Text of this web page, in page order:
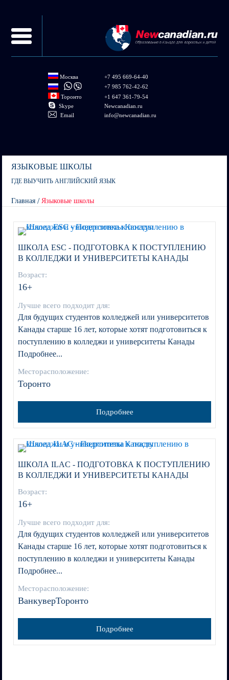
содержанию
Москва
+7 495 669-64-40
+7 985 762-42-62
Торонто
+1 647 361-79-54
Skype
Newcanadian.ru
Email
info@newcanadian.ru
ЯЗЫКОВЫЕ ШКОЛЫ
ГДЕ ВЫУЧИТЬ АНГЛИЙСКИЙ ЯЗЫК
You are here
Главная / Языковые школы
ШКОЛА ESC - ПОДГОТОВКА К ПОСТУПЛЕНИЮ
В КОЛЛЕДЖИ И УНИВЕРСИТЕТЫ КАНАДЫ
Возраст:
16+
Лучше всего подходит для:
Для будущих студентов колледжей или университетов
Канады старше 16 лет, которые хотят подготовиться к
поступлению в колледжи и университеты Канады
Подробнее...
Месторасположение:
Торонто
Подробнее
ШКОЛА ILAC - ПОДГОТОВКА К ПОСТУПЛЕНИЮ
В КОЛЛЕДЖИ И УНИВЕРСИТЕТЫ КАНАДЫ
Возраст:
16+
Лучше всего подходит для:
Для будущих студентов колледжей или университетов
Канады старше 16 лет, которые хотят подготовиться к
поступлению в колледжи и университеты Канады
Подробнее...
Месторасположение:
ВанкуверТоронто
Подробнее